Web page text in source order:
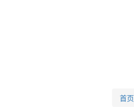
首页